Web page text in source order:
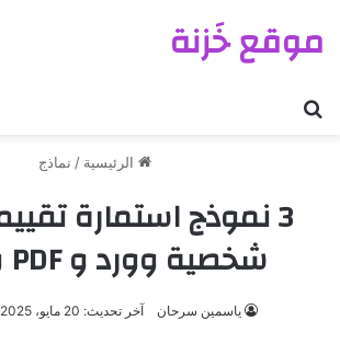
موقع خَزنة
الرئيسية / نماذج
3 نموذج استمارة
شخصية وورد و PDF و DOC
ياسمين سرحان آخر تحديث: 20 مايو، 2025